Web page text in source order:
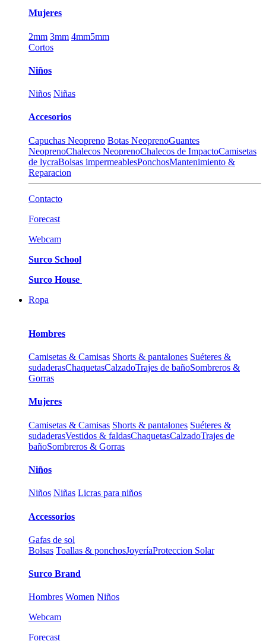
Mujeres
2mm 3mm 4mm5mm
Cortos
Niños
Niños Niñas
Accesorios
Capuchas Neopreno Botas NeoprenoGuantes
NeoprenoChalecos NeoprenoChalecos de ImpactoCamisetas
de lycraBolsas impermeablesPonchosMantenimiento &
Reparacion
Contacto
Forecast
Webcam
Surco School
Surco House
Ropa
Hombres
Camisetas & Camisas Shorts & pantalones Suéteres &
sudaderasChaquetasCalzadoTrajes de bañoSombreros &
Gorras
Mujeres
Camisetas & Camisas Shorts & pantalones Suéteres &
sudaderasVestidos & faldasChaquetasCalzadoTrajes de
bañoSombreros & Gorras
Niños
Niños Niñas Licras para niños
Accessorios
Gafas de sol
Bolsas Toallas & ponchosJoyeríaProteccion Solar
Surco Brand
Hombres Women Niños
Webcam
Forecast